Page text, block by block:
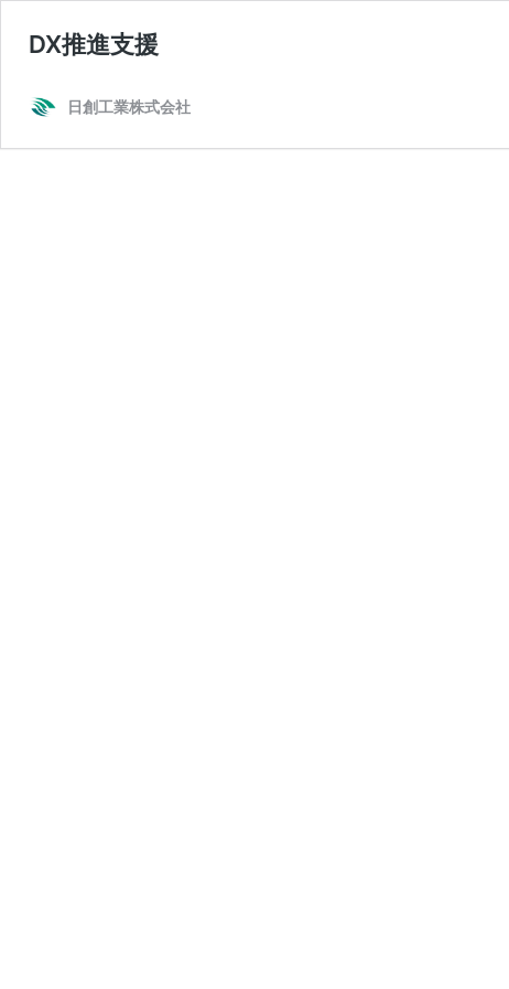
DX推進支援
日創工業株式会社